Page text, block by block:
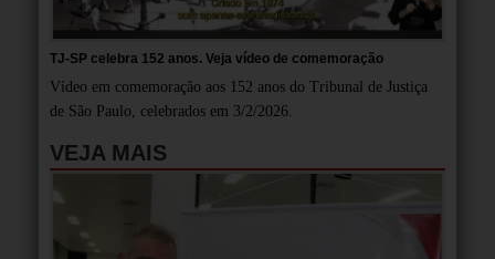
TJ-SP celebra 152 anos. Veja vídeo de comemoração
Vídeo em comemoração aos 152 anos do Tribunal de Justiça
de São Paulo, celebrados em 3/2/2026.
VEJA MAIS